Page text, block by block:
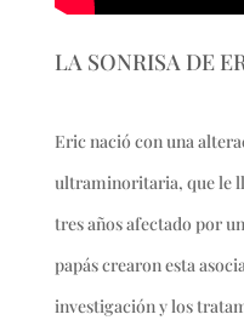
LA SONRISA DE
Eric nació con una
ultraminoritaria, que le
tres años afectado por
papás crearon esta
investigación y los